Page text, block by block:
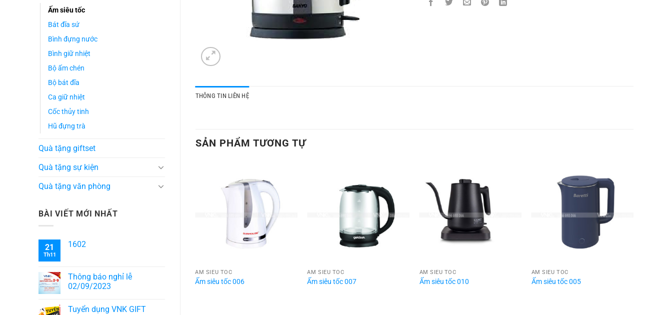
Ấm siêu tốc
Bát đĩa sứ
Bình đựng nước
Bình giữ nhiệt
Bộ ấm chén
Bộ bát đĩa
Ca giữ nhiệt
Cốc thủy tinh
Hũ đựng trà
Quà tặng giftset
Quà tặng sự kiện
Quà tặng văn phòng
BÀI VIẾT MỚI NHẤT
21
Th11
1602
Thông báo nghỉ lễ
02/09/2023
Tuyển dụng VNK GIFT
THÔNG TIN LIÊN HỆ
SẢN PHẨM TƯƠNG TỰ
ẤM SIÊU TỐC
Ấm siêu tốc 006
ẤM SIÊU TỐC
Ấm siêu tốc 007
ẤM SIÊU TỐC
Ấm siêu tốc 010
ẤM SIÊU TỐC
Ấm siêu tốc 005
ẤM SIÊU TỐC
Ấm siêu tốc 003